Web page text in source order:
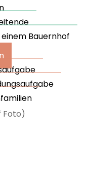
Bauernhof
Foto)